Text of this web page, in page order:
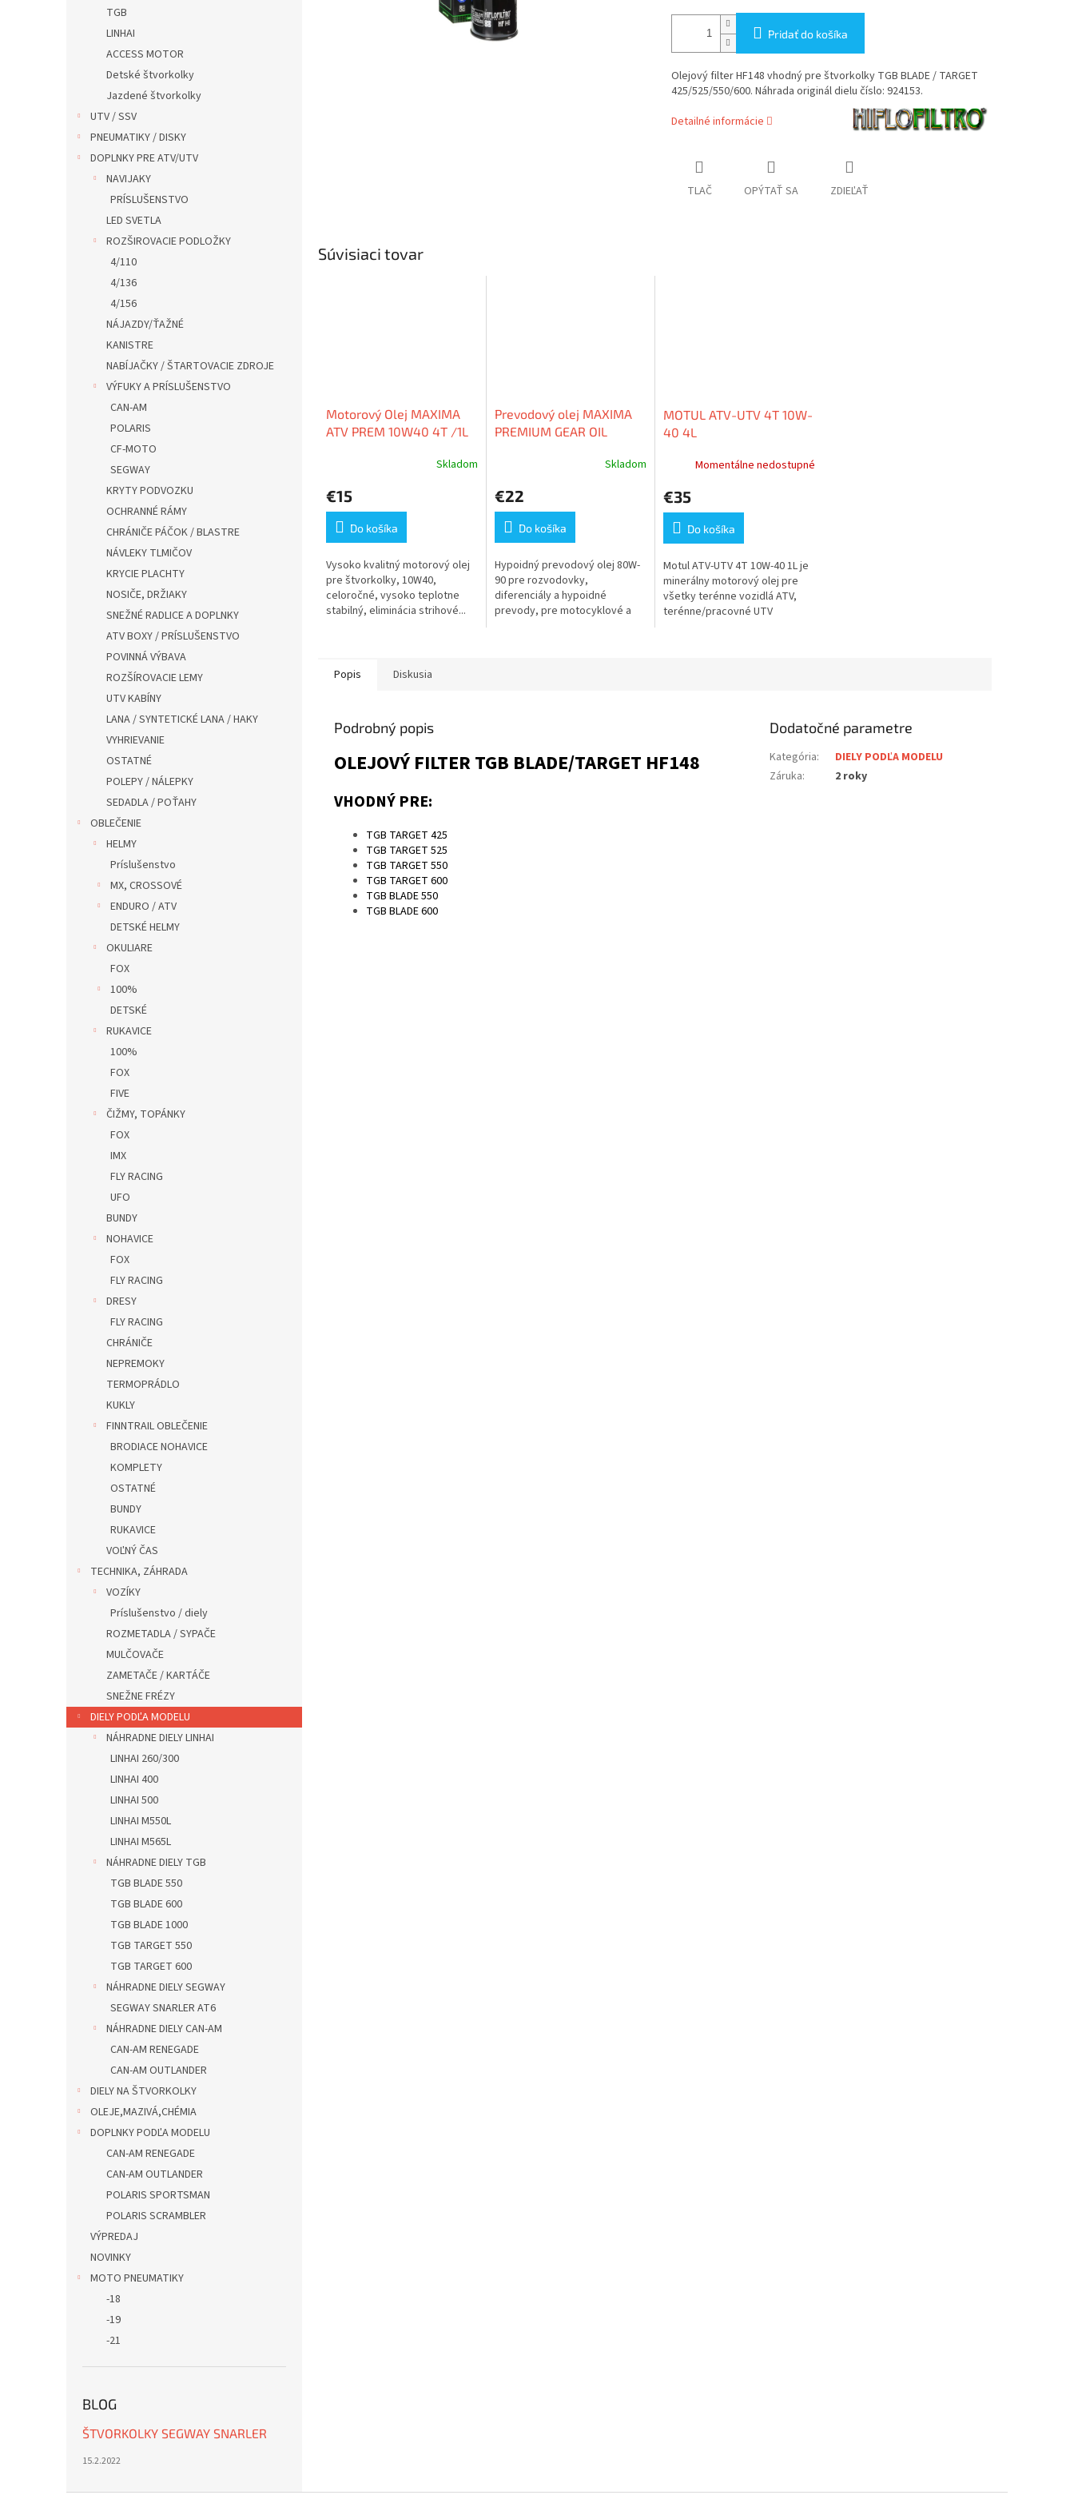
TGB
LINHAI
ACCESS MOTOR
Detské štvorkolky
Jazdené štvorkolky
UTV / SSV
PNEUMATIKY / DISKY
DOPLNKY PRE ATV/UTV
NAVIJAKY
PRÍSLUŠENSTVO
LED SVETLA
ROZŠIROVACIE PODLOŽKY
4/110
4/136
4/156
NÁJAZDY/ŤAŽNÉ
KANISTRE
NABÍJAČKY / ŠTARTOVACIE ZDROJE
VÝFUKY A PRÍSLUŠENSTVO
CAN-AM
POLARIS
CF-MOTO
SEGWAY
KRYTY PODVOZKU
OCHRANNÉ RÁMY
CHRÁNIČE PÁČOK / BLASTRE
NÁVLEKY TLMIČOV
KRYCIE PLACHTY
NOSIČE, DRŽIAKY
SNEŽNÉ RADLICE A DOPLNKY
ATV BOXY / PRÍSLUŠENSTVO
POVINNÁ VÝBAVA
ROZŠÍROVACIE LEMY
UTV KABÍNY
LANA / SYNTETICKÉ LANA / HAKY
VYHRIEVANIE
OSTATNÉ
POLEPY / NÁLEPKY
SEDADLA / POŤAHY
OBLEČENIE
HELMY
Príslušenstvo
MX, CROSSOVÉ
ENDURO / ATV
DETSKÉ HELMY
OKULIARE
FOX
100%
DETSKÉ
RUKAVICE
100%
FOX
FIVE
ČIŽMY, TOPÁNKY
FOX
IMX
FLY RACING
UFO
BUNDY
NOHAVICE
FOX
FLY RACING
DRESY
FLY RACING
CHRÁNIČE
NEPREMOKY
TERMOPRÁDLO
KUKLY
FINNTRAIL OBLEČENIE
BRODIACE NOHAVICE
KOMPLETY
OSTATNÉ
BUNDY
RUKAVICE
VOĽNÝ ČAS
TECHNIKA, ZÁHRADA
VOZÍKY
Príslušenstvo / diely
ROZMETADLA / SYPAČE
MULČOVAČE
ZAMETAČE / KARTÁČE
SNEŽNE FRÉZY
DIELY PODĽA MODELU
NÁHRADNE DIELY LINHAI
LINHAI 260/300
LINHAI 400
LINHAI 500
LINHAI M550L
LINHAI M565L
NÁHRADNE DIELY TGB
TGB BLADE 550
TGB BLADE 600
TGB BLADE 1000
TGB TARGET 550
TGB TARGET 600
NÁHRADNE DIELY SEGWAY
SEGWAY SNARLER AT6
NÁHRADNE DIELY CAN-AM
CAN-AM RENEGADE
CAN-AM OUTLANDER
DIELY NA ŠTVORKOLKY
OLEJE,MAZIVÁ,CHÉMIA
DOPLNKY PODĽA MODELU
CAN-AM RENEGADE
CAN-AM OUTLANDER
POLARIS SPORTSMAN
POLARIS SCRAMBLER
VÝPREDAJ
NOVINKY
MOTO PNEUMATIKY
-18
-19
-21
BLOG
ŠTVORKOLKY SEGWAY SNARLER
15.2.2022
Pridať do košíka
Olejový filter HF148 vhodný pre štvorkolky TGB BLADE / TARGET
425/525/550/600. Náhrada originál dielu číslo: 924153.
Detailné informácie
TLAČ OPÝTAŤ SA ZDIEĽAŤ
Súvisiaci tovar
Motorový Olej MAXIMA
ATV PREM 10W40 4T /1L
Skladom
€15
Do košíka
Vysoko kvalitný motorový olej
pre štvorkolky, 10W40,
celoročné, vysoko teplotne
stabilný, eliminácia strihové...
Prevodový olej MAXIMA
PREMIUM GEAR OIL
Skladom
€22
Do košíka
Hypoidný prevodový olej 80W-
90 pre rozvodovky,
diferenciály a hypoidné
prevody, pre motocyklové a
MOTUL ATV-UTV 4T 10W-
40 4L
Momentálne nedostupné
€35
Do košíka
Motul ATV-UTV 4T 10W-40 1L je
minerálny motorový olej pre
všetky terénne vozidlá ATV,
terénne/pracovné UTV
Popis Diskusia
Podrobný popis
OLEJOVÝ FILTER TGB BLADE/TARGET HF148
VHODNÝ PRE:
TGB TARGET 425
TGB TARGET 525
TGB TARGET 550
TGB TARGET 600
TGB BLADE 550
TGB BLADE 600
Dodatočné parametre
Kategória:
DIELY PODĽA MODELU
Záruka: 2 roky